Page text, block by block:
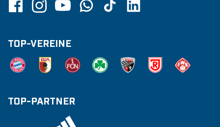
TOP-VEREINE
TOP-PARTNER